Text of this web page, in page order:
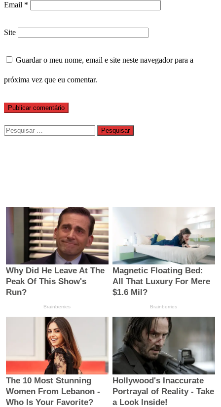
Email *
Site
Guardar o meu nome, email e site neste navegador para a
próxima vez que eu comentar.
Pesquisar
por: